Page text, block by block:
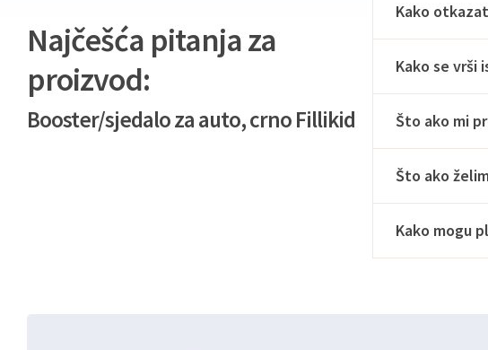
Najčešća pitanja za
proizvod:
Booster/sjedalo za auto, crno Fillikid
Kako
Kako se vrši
Što ako mi
Što ako
Kako mogu